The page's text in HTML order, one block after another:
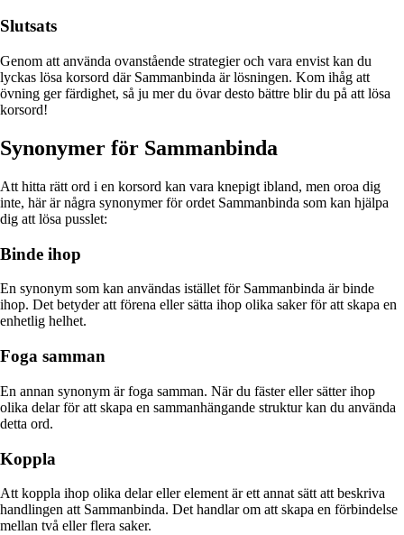
Slutsats
Genom att använda ovanstående strategier och vara envist kan du
lyckas lösa korsord där Sammanbinda är lösningen. Kom ihåg att
övning ger färdighet, så ju mer du övar desto bättre blir du på att lösa
korsord!
Synonymer för Sammanbinda
Att hitta rätt ord i en korsord kan vara knepigt ibland, men oroa dig
inte, här är några synonymer för ordet Sammanbinda som kan hjälpa
dig att lösa pusslet:
Binde ihop
En synonym som kan användas istället för Sammanbinda är binde
ihop. Det betyder att förena eller sätta ihop olika saker för att skapa en
enhetlig helhet.
Foga samman
En annan synonym är foga samman. När du fäster eller sätter ihop
olika delar för att skapa en sammanhängande struktur kan du använda
detta ord.
Koppla
Att koppla ihop olika delar eller element är ett annat sätt att beskriva
handlingen att Sammanbinda. Det handlar om att skapa en förbindelse
mellan två eller flera saker.